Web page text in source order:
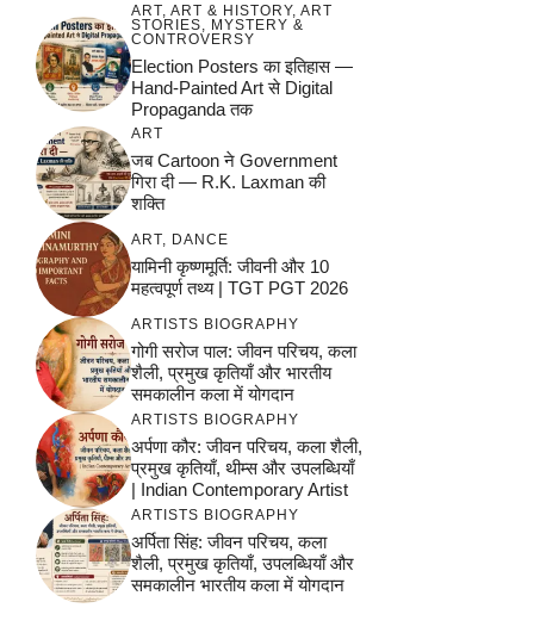
ART ART & HISTORY, ART
STORIES
MYSTERY &
CONTROVERSY
Election Posters का इतिहास —
Hand-Painted Art से Digital
Propaganda तक
ART
जब Cartoon ने Government
गिरा दी — R.K. Laxman की
शक्ति
ART, DANCE
यामिनी कृष्णमूर्ति: जीवनी और 10
महत्वपूर्ण तथ्य | TGT PGT 2026
ARTISTS BIOGRAPHY
गोगी सरोज पाल: जीवन परिचय, कला
शैली, प्रमुख कृतियाँ और भारतीय
समकालीन कला में योगदान
ARTISTS BIOGRAPHY
अर्पणा कौर: जीवन परिचय, कला शैली,
प्रमुख कृतियाँ, थीम्स और उपलब्धियाँ
| Indian Contemporary Artist
ARTISTS BIOGRAPHY
अर्पिता सिंह: जीवन परिचय, कला
शैली, प्रमुख कृतियाँ, उपलब्धियाँ और
समकालीन भारतीय कला में योगदान